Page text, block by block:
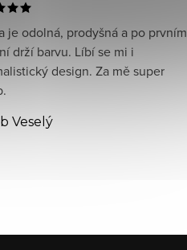
je odolná, prodyšná a po prvním
drží barvu. Líbí se mi i
design. Za mě super
Veselý